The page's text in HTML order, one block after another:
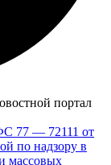
портал
77 — 72111 от
по надзору в
массовых